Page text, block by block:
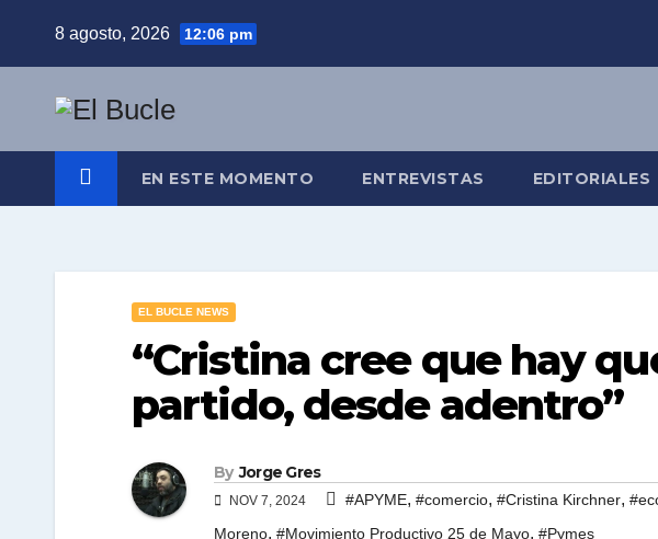
8 agosto, 2026 12:06 pm
EN ESTE MOMENTO ENTREVISTAS EDITORIALES
EL BUCLE NEWS
“Cristina cree que hay
partido, desde adentro”
By Jorge Gres
NOV 7, 2024 #APYME, #comercio, #Cristina Kirchner,
Moreno, #Movimiento Productivo 25 de Mayo, #Pymes